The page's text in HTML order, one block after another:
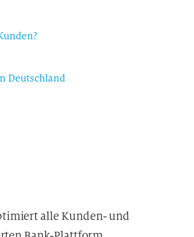
Deutschland
alle Kunden- und